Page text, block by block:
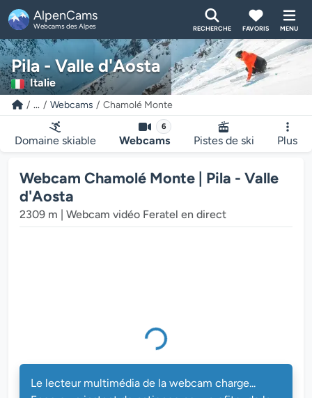
AlpenCams
Webcams des Alpes RECHERCHE FAVORIS MENU
Pila - Valle d'Aosta
Italie
... Webcams Chamolé Monte
Domaine skiable
6
Webcams Pistes de ski Plus
Webcam Chamolé Monte | Pila - Valle
d'Aosta
2309 m | Webcam vidéo Feratel en direct
Le lecteur multimédia de la webcam charge...
Le lecteur multimédia de la webcam charge...